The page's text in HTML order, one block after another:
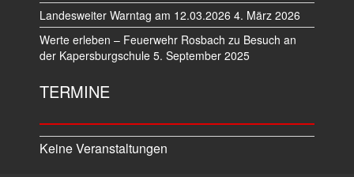
Landesweiter Warntag am 12.03.2026 4. März 2026
Werte erleben – Feuerwehr Rosbach zu Besuch an
der Kapersburgschule 5. September 2025
TERMINE
Keine Veranstaltungen